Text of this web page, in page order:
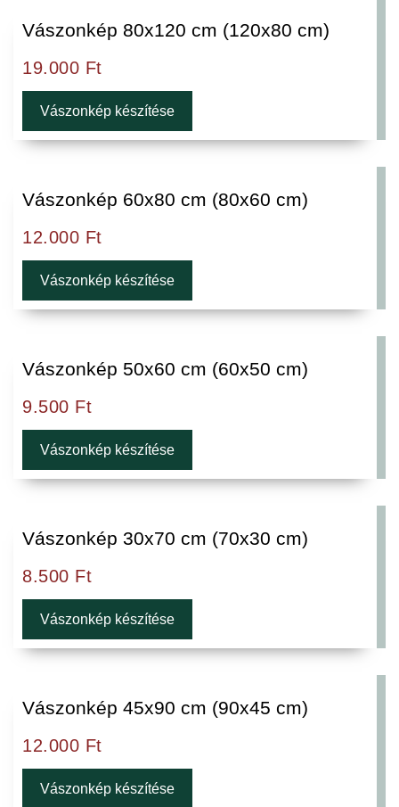
Vászonkép 80x120 cm (120x80 cm)
19.000 Ft
Vászonkép készítése
Vászonkép 60x80 cm (80x60 cm)
12.000 Ft
Vászonkép készítése
Vászonkép 50x60 cm (60x50 cm)
9.500 Ft
Vászonkép készítése
Vászonkép 30x70 cm (70x30 cm)
8.500 Ft
Vászonkép készítése
Vászonkép 45x90 cm (90x45 cm)
12.000 Ft
Vászonkép készítése